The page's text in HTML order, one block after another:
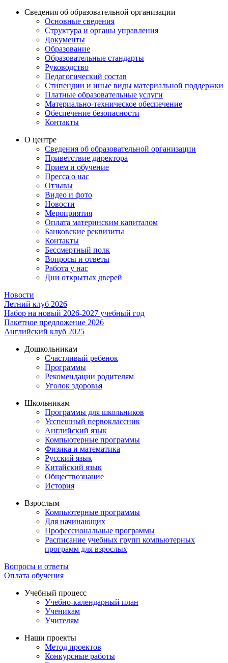
Сведения об образовательной организации
Основные сведения
Структура и органы управления
Документы
Образование
Образовательные стандарты
Руководство
Педагогический состав
Стипендии и иные виды материальной поддержки
Платные образовательные услуги
Материально-техническое обеспечение
Обеспечение безопасности
Контакты
О центре
Сведения об образовательной организации
Приветствие директора
Прием и обучение
Пресса о нас
Отзывы
Видео и фото
Новости
Мероприятия
Оплата материнским капиталом
Банковские реквизиты
Контакты
Бессмертный полк
Вопросы и ответы
Работа у нас
Дни открытых дверей
Новости
Летний клуб 2026
Набор на новый 2026-2027 учебный год
Пакетное предложение 2026
Английский клуб 2025
Дошкольникам
Счастливый ребенок
Программы
Рекомендации родителям
Уголок здоровья
Школьникам
Программы для школьников
Усспешный первоклассник
Английский язык
Компьютерные программы
Физика и математика
Русский язык
Китайский язык
Обществознание
История
Взрослым
Компьютерные программы
Для начинающих
Профессиональные программы
Расписание учебных групп компьютерных
программ для взрослых
Вопросы и ответы
Оплата обучения
Учебный процесс
Учебно-календарный план
Ученикам
Учителям
Наши проекты
Метод проектов
Конкурсные работы